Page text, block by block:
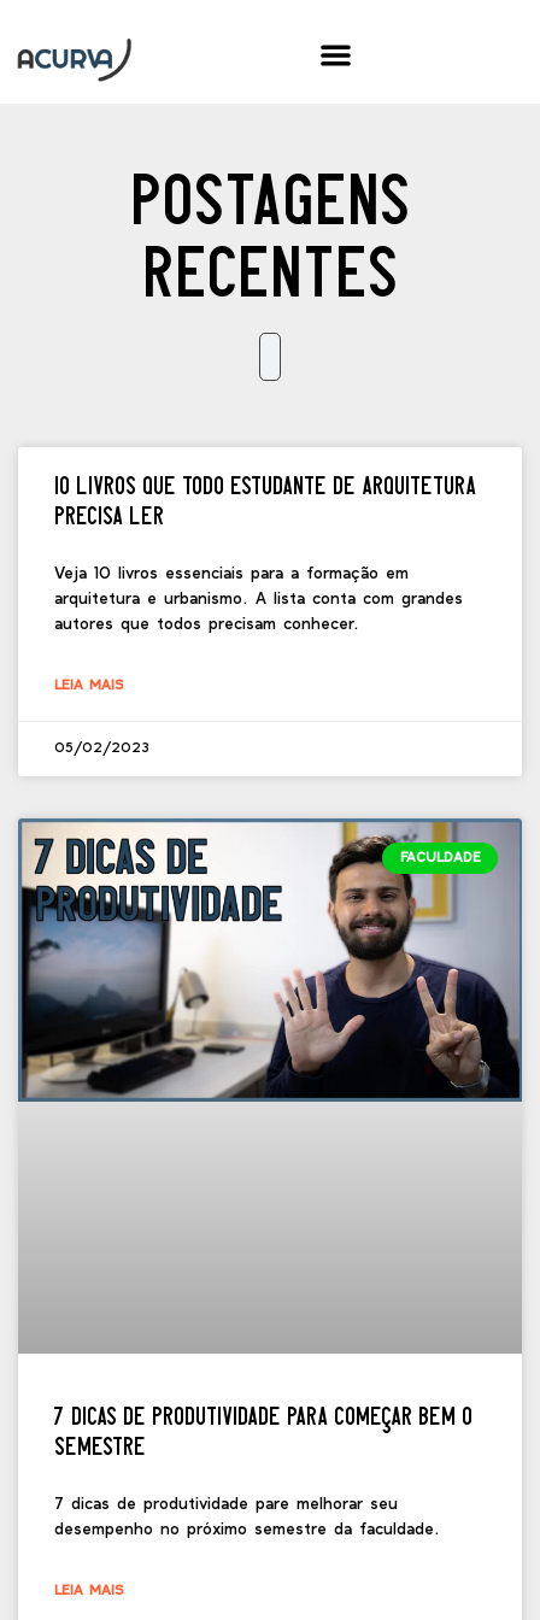
Postagens
recentes
10 livros que todo estudante de arquitetura
precisa ler
Veja 10 livros essenciais para a formação em
arquitetura e urbanismo. A lista conta com grandes
autores que todos precisam conhecer.
LEIA MAIS
05/02/2023
FACULDADE
7 dicas de produtividade para começar bem o
semestre
7 dicas de produtividade pare melhorar seu
desempenho no próximo semestre da faculdade.
LEIA MAIS